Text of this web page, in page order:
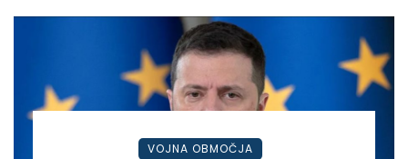
VOJNA OBMOČJA